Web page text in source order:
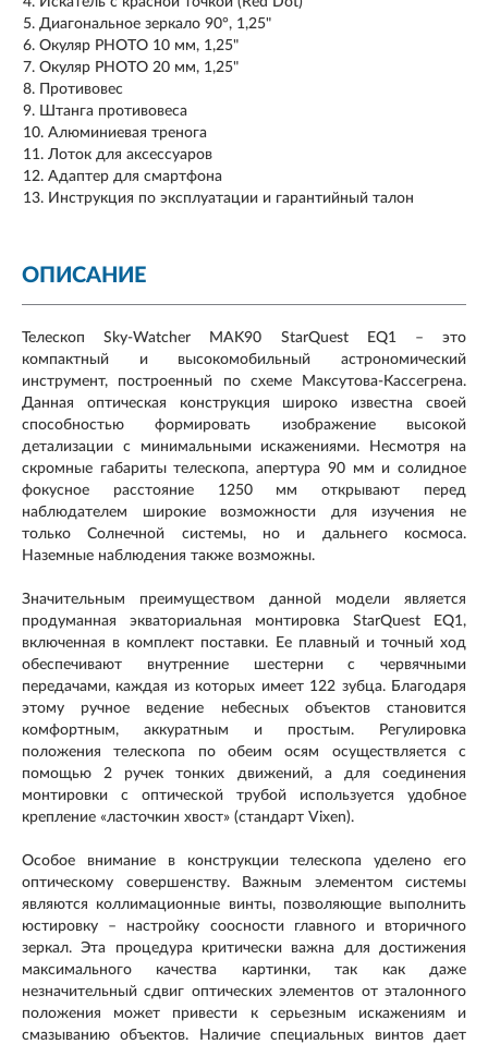
Диагональное зеркало 90°, 1,25"
Окуляр PHOTO 10 мм, 1,25"
Окуляр PHOTO 20 мм, 1,25"
Противовес
Штанга противовеса
Алюминиевая тренога
Лоток для аксессуаров
Адаптер для смартфона
Инструкция по эксплуатации и гарантийный талон
ОПИСАНИЕ
Телескоп Sky-Watcher MAK90 StarQuest EQ1 – это
компактный и высокомобильный астрономический
инструмент, построенный по схеме Максутова-Кассегрена.
Данная оптическая конструкция широко известна своей
способностью формировать изображение высокой
детализации с минимальными искажениями. Несмотря на
скромные габариты телескопа, апертура 90 мм и солидное
фокусное расстояние 1250 мм открывают перед
наблюдателем широкие возможности для изучения не
только Солнечной системы, но и дальнего космоса.
Наземные наблюдения также возможны.
Значительным преимуществом данной модели является
продуманная экваториальная монтировка StarQuest EQ1,
включенная в комплект поставки. Ее плавный и точный ход
обеспечивают внутренние шестерни с червячными
передачами, каждая из которых имеет 122 зубца. Благодаря
этому ручное ведение небесных объектов становится
комфортным, аккуратным и простым. Регулировка
положения телескопа по обеим осям осуществляется с
помощью 2 ручек тонких движений, а для соединения
монтировки с оптической трубой используется удобное
крепление «ласточкин хвост» (стандарт Vixen).
Особое внимание в конструкции телескопа уделено его
оптическому совершенству. Важным элементом системы
являются коллимационные винты, позволяющие выполнить
юстировку – настройку соосности главного и вторичного
зеркал. Эта процедура критически важна для достижения
максимального качества картинки, так как даже
незначительный сдвиг оптических элементов от эталонного
положения может привести к серьезным искажениям и
смазыванию объектов. Наличие специальных винтов дает